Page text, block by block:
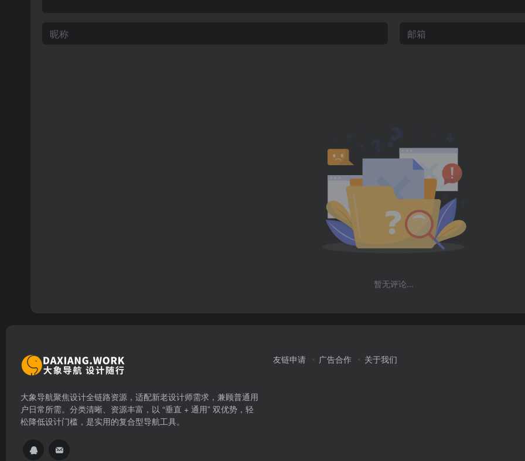
暂无评论...
大象导航聚焦设计全链路资源，适配新老设计师需求，兼顾普通用
户日常所需。分类清晰、资源丰富，以 “垂直 + 通用” 双优势，轻
松降低设计门槛，是实用的复合型导航工具。
友链申请 广告合作 关于我们